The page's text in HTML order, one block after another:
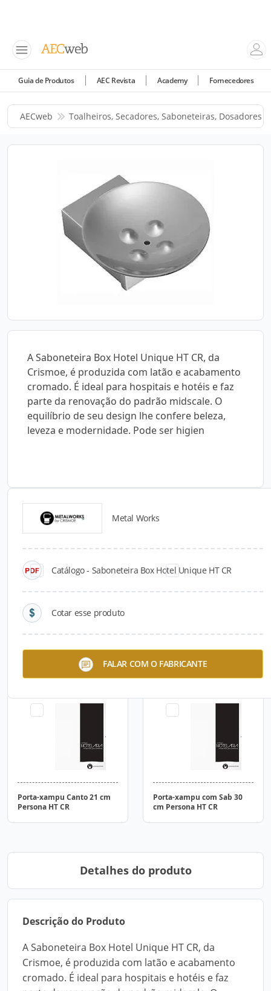
Guia de Produtos AEC Revista Academy Fornecedores
AECweb Toalheiros, Secadores, Saboneteiras, Dosadores
A Saboneteira Box Hotel Unique HT CR, da
Crismoe, é produzida com latão e acabamento
cromado. É ideal para hospitais e hotéis e faz
parte da renovação do padrão midscale. O
equilíbrio de seu design lhe confere beleza,
leveza e modernidade. Pode ser higien
Metal Works
Catálogo - Saboneteira Box Hotel Unique HT CR
Cotar esse produto
FALAR COM O FABRICANTE
Catálogos para Download
Saboneteira Canto 12 cm
HT CR
Porta-xampu Canto 21 cm
Persona HT CR
Porta-xampu com Sab 30
cm Persona HT CR
Detalhes do produto
Descrição do Produto
A Saboneteira Box Hotel Unique HT CR, da
Crismoe, é produzida com latão e acabamento
cromado. É ideal para hospitais e hotéis e faz